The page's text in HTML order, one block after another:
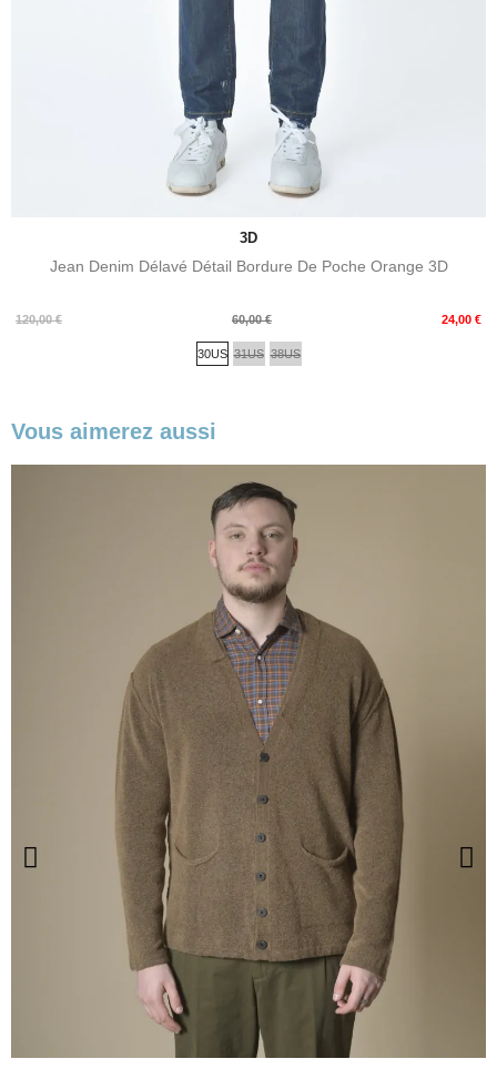
3D
Jean Denim Délavé Détail Bordure De Poche Orange 3D
120,00 €
Prix
60,00 € 24,00 €
Prix
30US 31US 38US
Vous aimerez aussi